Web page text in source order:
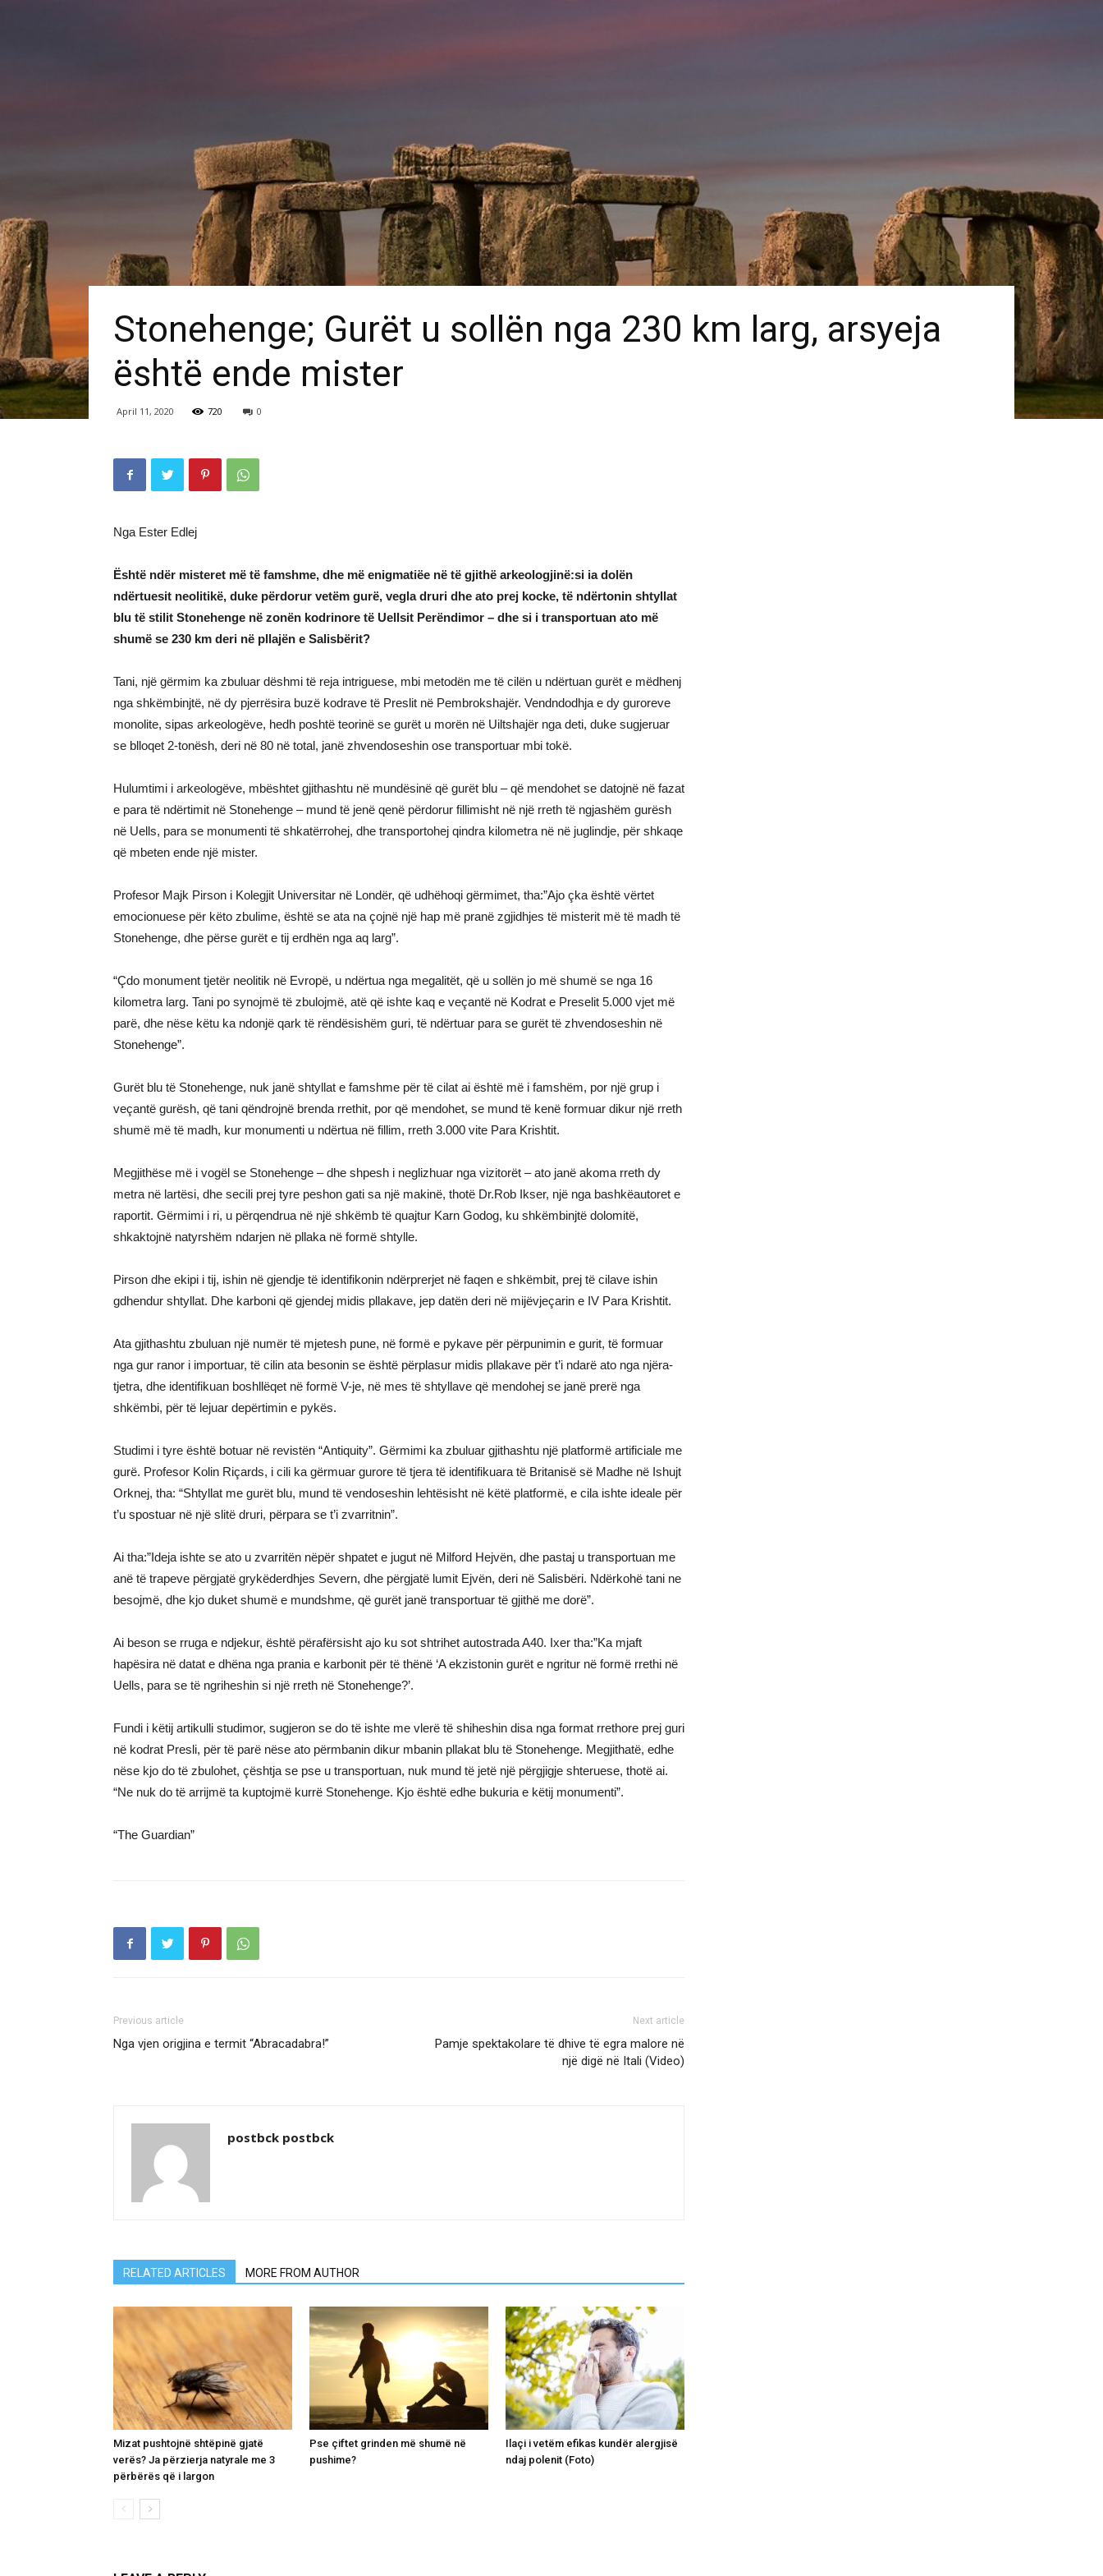
Stonehenge; Gurët u sollën nga 230 km larg, arsyeja
është ende mister
April 11, 2020 720 0
Nga Ester Edlej
Është ndër misteret më të famshme, dhe më enigmatiëe në të gjithë arkeologjinë:si ia dolën
ndërtuesit neolitikë, duke përdorur vetëm gurë, vegla druri dhe ato prej kocke, të ndërtonin shtyllat
blu të stilit Stonehenge në zonën kodrinore të Uellsit Perëndimor – dhe si i transportuan ato më
shumë se 230 km deri në pllajën e Salisbërit?
Tani, një gërmim ka zbuluar dëshmi të reja intriguese, mbi metodën me të cilën u ndërtuan gurët e mëdhenj
nga shkëmbinjtë, në dy pjerrësira buzë kodrave të Preslit në Pembrokshajër. Vendndodhja e dy guroreve
monolite, sipas arkeologëve, hedh poshtë teorinë se gurët u morën në Uiltshajër nga deti, duke sugjeruar
se blloqet 2-tonësh, deri në 80 në total, janë zhvendoseshin ose transportuar mbi tokë.
Hulumtimi i arkeologëve, mbështet gjithashtu në mundësinë që gurët blu – që mendohet se datojnë në fazat
e para të ndërtimit në Stonehenge – mund të jenë qenë përdorur fillimisht në një rreth të ngjashëm gurësh
në Uells, para se monumenti të shkatërrohej, dhe transportohej qindra kilometra në në juglindje, për shkaqe
që mbeten ende një mister.
Profesor Majk Pirson i Kolegjit Universitar në Londër, që udhëhoqi gërmimet, tha:”Ajo çka është vërtet
emocionuese për këto zbulime, është se ata na çojnë një hap më pranë zgjidhjes të misterit më të madh të
Stonehenge, dhe përse gurët e tij erdhën nga aq larg”.
“Çdo monument tjetër neolitik në Evropë, u ndërtua nga megalitët, që u sollën jo më shumë se nga 16
kilometra larg. Tani po synojmë të zbulojmë, atë që ishte kaq e veçantë në Kodrat e Preselit 5.000 vjet më
parë, dhe nëse këtu ka ndonjë qark të rëndësishëm guri, të ndërtuar para se gurët të zhvendoseshin në
Stonehenge”.
Gurët blu të Stonehenge, nuk janë shtyllat e famshme për të cilat ai është më i famshëm, por një grup i
veçantë gurësh, që tani qëndrojnë brenda rrethit, por që mendohet, se mund të kenë formuar dikur një rreth
shumë më të madh, kur monumenti u ndërtua në fillim, rreth 3.000 vite Para Krishtit.
Megjithëse më i vogël se Stonehenge – dhe shpesh i neglizhuar nga vizitorët – ato janë akoma rreth dy
metra në lartësi, dhe secili prej tyre peshon gati sa një makinë, thotë Dr.Rob Ikser, një nga bashkëautoret e
raportit. Gërmimi i ri, u përqendrua në një shkëmb të quajtur Karn Godog, ku shkëmbinjtë dolomitë,
shkaktojnë natyrshëm ndarjen në pllaka në formë shtylle.
Pirson dhe ekipi i tij, ishin në gjendje të identifikonin ndërprerjet në faqen e shkëmbit, prej të cilave ishin
gdhendur shtyllat. Dhe karboni që gjendej midis pllakave, jep datën deri në mijëvjeçarin e IV Para Krishtit.
Ata gjithashtu zbuluan një numër të mjetesh pune, në formë e pykave për përpunimin e gurit, të formuar
nga gur ranor i importuar, të cilin ata besonin se është përplasur midis pllakave për t’i ndarë ato nga njëra-
tjetra, dhe identifikuan boshllëqet në formë V-je, në mes të shtyllave që mendohej se janë prerë nga
shkëmbi, për të lejuar depërtimin e pykës.
Studimi i tyre është botuar në revistën “Antiquity”. Gërmimi ka zbuluar gjithashtu një platformë artificiale me
gurë. Profesor Kolin Riçards, i cili ka gërmuar gurore të tjera të identifikuara të Britanisë së Madhe në Ishujt
Orknej, tha: “Shtyllat me gurët blu, mund të vendoseshin lehtësisht në këtë platformë, e cila ishte ideale për
t’u spostuar në një slitë druri, përpara se t’i zvarritnin”.
Ai tha:”Ideja ishte se ato u zvarritën nëpër shpatet e jugut në Milford Hejvën, dhe pastaj u transportuan me
anë të trapeve përgjatë grykëderdhjes Severn, dhe përgjatë lumit Ejvën, deri në Salisbëri. Ndërkohë tani ne
besojmë, dhe kjo duket shumë e mundshme, që gurët janë transportuar të gjithë me dorë”.
Ai beson se rruga e ndjekur, është përafërsisht ajo ku sot shtrihet autostrada A40. Ixer tha:”Ka mjaft
hapësira në datat e dhëna nga prania e karbonit për të thënë ‘A ekzistonin gurët e ngritur në formë rrethi në
Uells, para se të ngriheshin si një rreth në Stonehenge?’.
Fundi i këtij artikulli studimor, sugjeron se do të ishte me vlerë të shiheshin disa nga format rrethore prej guri
në kodrat Presli, për të parë nëse ato përmbanin dikur mbanin pllakat blu të Stonehenge. Megjithatë, edhe
nëse kjo do të zbulohet, çështja se pse u transportuan, nuk mund të jetë një përgjigje shteruese, thotë ai.
“Ne nuk do të arrijmë ta kuptojmë kurrë Stonehenge. Kjo është edhe bukuria e këtij monumenti”.
“The Guardian”
Previous article
Nga vjen origjina e termit “Abracadabra!”
Next article
Pamje spektakolare të dhive të egra malore në
një digë në Itali (Video)
postbck postbck
RELATED ARTICLES MORE FROM AUTHOR
Mizat pushtojnë shtëpinë gjatë
verës? Ja përzierja natyrale me 3
përbërës që i largon
Pse çiftet grinden më shumë në
pushime?
Ilaçi i vetëm efikas kundër alergjisë
ndaj polenit (Foto)